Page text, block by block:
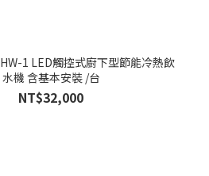
1 LED觸控式廚下型節能冷熱飲
水機 含基本安裝 /台
NT$32,000